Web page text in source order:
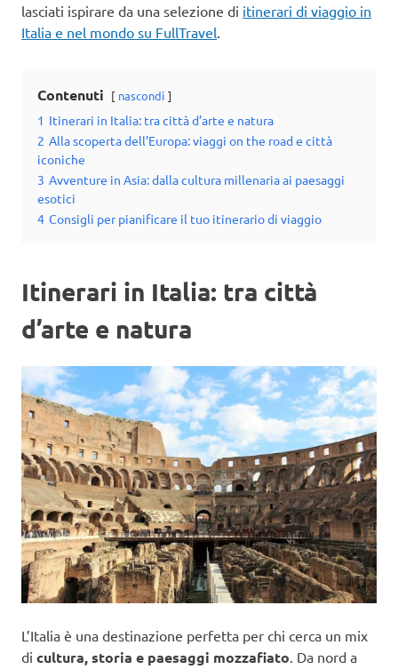
lasciati ispirare da una selezione di itinerari di viaggio in
Italia e nel mondo su FullTravel.
Contenuti nascondi
1 Itinerari in Italia: tra città d’arte e natura
2 Alla scoperta dell’Europa: viaggi on the road e città
iconiche
3 Avventure in Asia: dalla cultura millenaria ai paesaggi
esotici
4 Consigli per pianificare il tuo itinerario di viaggio
Itinerari in Italia: tra città
d’arte e natura
L’Italia è una destinazione perfetta per chi cerca un mix
di cultura, storia e paesaggi mozzafiato. Da nord a